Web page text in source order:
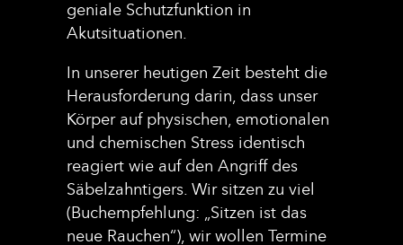
geniale Schutzfunktion in
Akutsituationen.
In unserer heutigen Zeit besteht die
Herausforderung darin, dass unser
Körper auf physischen, emotionalen
und chemischen Stress identisch
reagiert wie auf den Angriff des
Säbelzahntigers. Wir sitzen zu viel
(Buchempfehlung: „Sitzen ist das
neue Rauchen“), wir wollen Termine